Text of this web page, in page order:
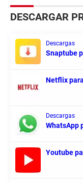
DESCARGAR
Descargas
Snaptube
Netflix
Descargas
WhatsApp
Youtube